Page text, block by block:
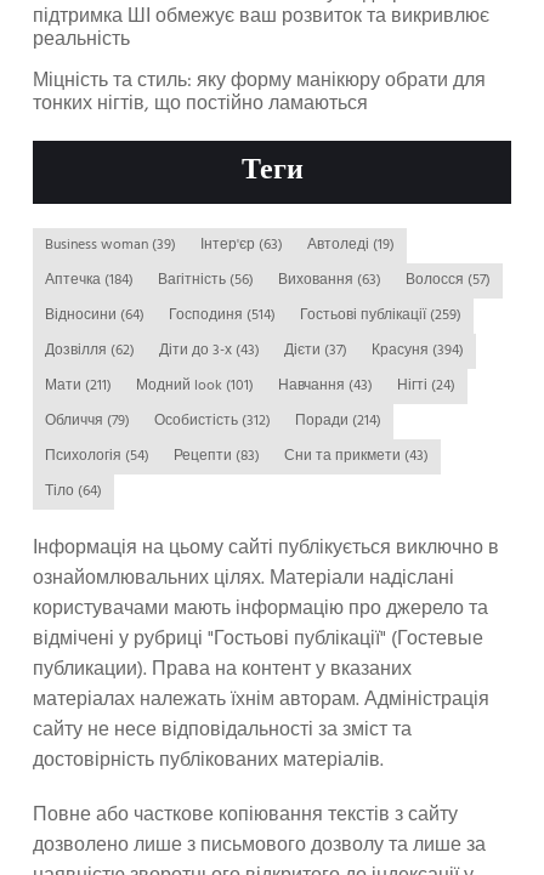
підтримка ШІ обмежує ваш розвиток та викривлює
реальність
Міцність та стиль: яку форму манікюру обрати для
тонких нігтів, що постійно ламаються
Теги
Business woman (39) Інтер'єр (63) Автоледі (19)
Аптечка (184) Вагітність (56) Виховання (63) Волосся (57)
Відносини (64) Господиня (514) Гостьові публікації(259)
Дозвілля (62) Діти до 3-х (43) Дієти (37) Красуня (394)
Мати (211) Модний look (101) Навчання (43) Нігті (24)
Обличчя (79) Особистість (312) Поради (214)
Психологія (54) Рецепти (83) Сни та прикмети (43)
Тіло (64)
Інформація на цьому сайті публікується виключно в
ознайомлювальних цілях. Матеріали надіслані
користувачами мають інформацію про джерело та
відмічені у рубриці "Гостьові публікації" (Гостевые
публикации). Права на контент у вказаних
матеріалах належать їхнім авторам. Адміністрація
сайту не несе відповідальності за зміст та
достовірність публікованих матеріалів.
Повне або часткове копіювання текстів з сайту
дозволено лише з письмового дозволу та лише за